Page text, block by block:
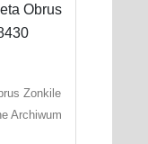
Zonkile
Archiwum